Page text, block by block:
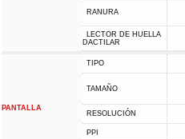
RANURA
LECTOR DE HUELLA
DACTILAR
PANTALLA
TIPO
TAMAÑO
RESOLUCIÓN
PPI